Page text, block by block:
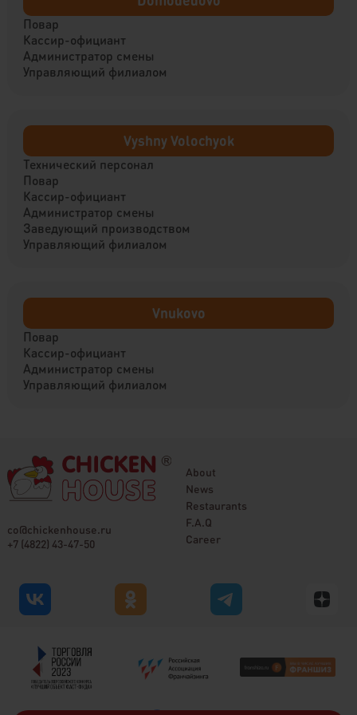
Повар
Кассир-официант
Администратор смены
Управляющий филиалом
Vyshny Volochyok
Технический персонал
Повар
Кассир-официант
Администратор смены
Заведующий производством
Управляющий филиалом
Vnukovo
Повар
Кассир-официант
Администратор смены
Управляющий филиалом
co@chickenhouse.ru
+7 (4822) 43-47-50
About
News
Restaurants
F.A.Q
Career